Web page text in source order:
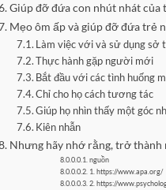
Giúp đỡ đứa con nhút nhát
Mẹo ôm ấp và giúp đỡ đứa trẻ
Làm việc với và sử dụng sở
Thực hành gặp người mới
Bắt đầu với các tình huống
Chỉ cho họ cách tương tác
Giúp họ nhìn thấy một góc
Kiên nhẫn
Nhưng hãy nhớ rằng, trở
nguồn
1. https://www.apa.org/
2. https://